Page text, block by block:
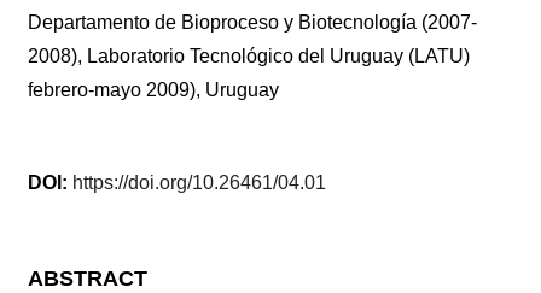
Departamento de Bioproceso y Biotecnología (2007-
2008), Laboratorio Tecnológico del Uruguay (LATU)
febrero-mayo 2009), Uruguay
DOI: https://doi.org/10.26461/04.01
ABSTRACT